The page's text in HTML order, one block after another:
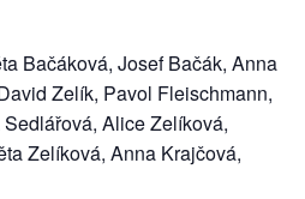
Bačáková, Josef Bačák, Anna
Zelík, Pavol Fleischmann,
Alice Zelíková,
Zelíková, Anna Krajčová,